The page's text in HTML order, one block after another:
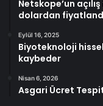
Netskope’un
dolardan
Eylül 16, 2025
Biyoteknoloji
kaybeder
Nisan 6, 2026
Asgari Ücret